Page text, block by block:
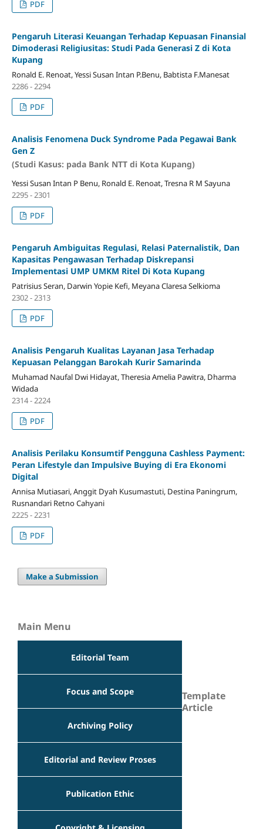
PDF
Pengaruh Literasi Keuangan Terhadap Kepuasan Finansial
Dimoderasi Religiusitas: Studi Pada Generasi Z di Kota
Kupang
Ronald E. Renoat, Yessi Susan Intan P.Benu, Babtista F.Manesat
2286 - 2294
PDF
Analisis Fenomena Duck Syndrome Pada Pegawai Bank
Gen Z
(Studi Kasus: pada Bank NTT di Kota Kupang)
Yessi Susan Intan P Benu, Ronald E. Renoat, Tresna R M Sayuna
2295 - 2301
PDF
Pengaruh Ambiguitas Regulasi, Relasi Paternalistik, Dan
Kapasitas Pengawasan Terhadap Diskrepansi
Implementasi UMP UMKM Ritel Di Kota Kupang
Patrisius Seran, Darwin Yopie Kefi, Meyana Claresa Selkioma
2302 - 2313
PDF
Analisis Pengaruh Kualitas Layanan Jasa Terhadap
Kepuasan Pelanggan Barokah Kurir Samarinda
Muhamad Naufal Dwi Hidayat, Theresia Amelia Pawitra, Dharma
Widada
2314 - 2224
PDF
Analisis Perilaku Konsumtif Pengguna Cashless Payment:
Peran Lifestyle dan Impulsive Buying di Era Ekonomi
Digital
Annisa Mutiasari, Anggit Dyah Kusumastuti, Destina Paningrum,
Rusnandari Retno Cahyani
2225 - 2231
PDF
Make a Submission
Main Menu
Editorial Team
Focus and Scope
Archiving Policy
Editorial and Review Proses
Publication Ethic
Template
Article